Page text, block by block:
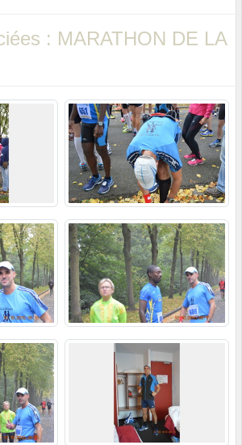
: MARATHON DE LA